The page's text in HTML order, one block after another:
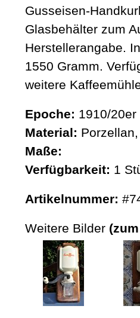
Gusseisen-
Glasbehälter zum
Herstellerangabe.
1550 Gramm.
weitere
Epoche: 1910/
Material:
Maße:
Verfügbarkeit: 1
Artikelnummer:
Weitere Bilder